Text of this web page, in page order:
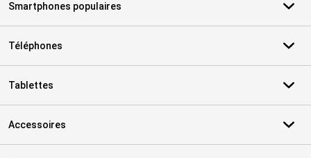
Smartphones populaires
Téléphones
Tablettes
Accessoires